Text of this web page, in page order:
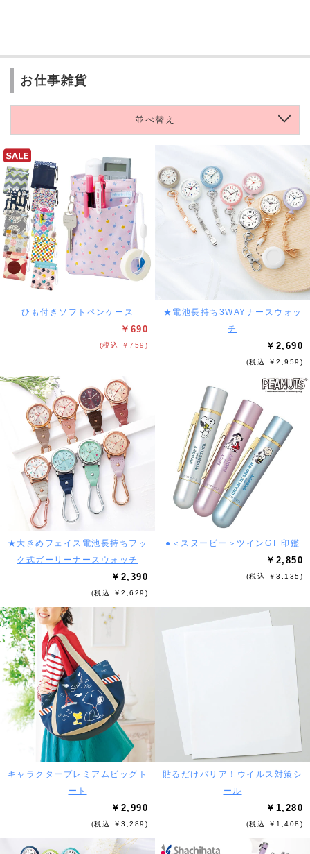
お仕事雑貨
並べ替え
ひも付きソフトペンケース
￥690
(税込 ￥759)
★電池長持ち3WAYナースウォッ
チ
￥2,690
(税込 ￥2,959)
★大きめフェイス電池長持ちフッ
ク式ガーリーナースウォッチ
￥2,390
(税込 ￥2,629)
●＜スヌーピー＞ツインGT 印鑑
￥2,850
(税込 ￥3,135)
キャラクタープレミアムビッグト
ート
￥2,990
(税込 ￥3,289)
貼るだけバリア！ウイルス対策シ
ール
￥1,280
(税込 ￥1,408)